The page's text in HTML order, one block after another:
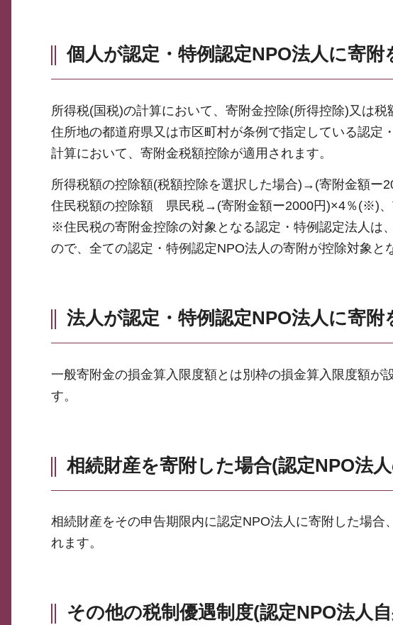
個人が認定・特例認定NPO法人に寄附
所得税(国税)の計算において、寄附金控除(所得控除)又は
住所地の都道府県又は市区町村が条例で指定している認定
計算において、寄附金税額控除が適用されます。
所得税額の控除額(税額控除を選択した場合)→(寄附金額ー
住民税額の控除額 県民税→(寄附金額ー2000円)×4％(※)
※住民税の寄附金控除の対象となる認定・特例認定法人は
ので、全ての認定・特例認定NPO法人の寄附が控除対象と
法人が認定・特例認定NPO法人に寄附
一般寄附金の損金算入限度額とは別枠の損金算入限度額が
す。
相続財産を寄附した場合(認定NPO法
相続財産をその申告期限内に認定NPO法人に寄附した場
れます。
その他の税制優遇制度(認定NPO法人